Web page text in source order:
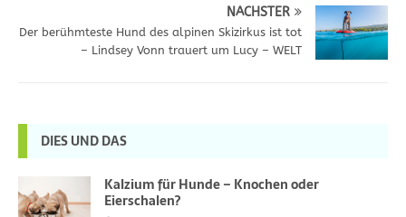
NÄCHSTER
Der berühmteste Hund des alpinen Skizirkus ist tot
– Lindsey Vonn trauert um Lucy – WELT
DIES UND DAS
Kalzium für Hunde – Knochen oder
Eierschalen?